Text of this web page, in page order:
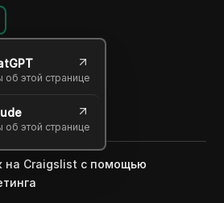
об этой странице
этой странице
5 минут
на Craigslist с помощью